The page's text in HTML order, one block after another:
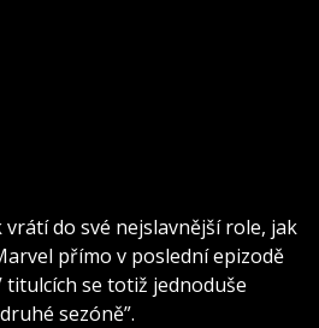
do své nejslavnější role, jak
přímo v poslední epizodě
titulcích se totiž jednoduše
sezóně”.